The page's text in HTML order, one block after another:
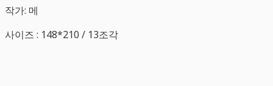
작가: 메
사이즈 : 148*210 / 13조각